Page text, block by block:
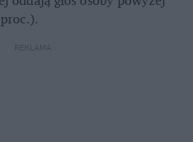
REKLAMA